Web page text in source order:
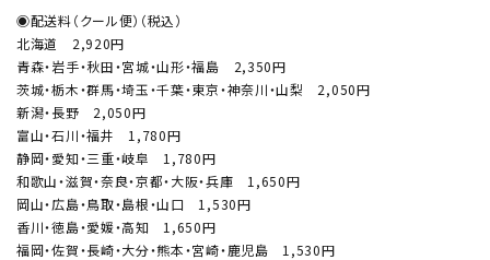
◉配送料（クール便）（税込）
北海道 2,920円
青森・岩手・秋田・宮城・山形・福島 2,350円
茨城・栃木・群馬・埼玉・千葉・東京・神奈川・山梨 2,050円
新潟・長野 2,050円
富山・石川・福井 1,780円
静岡・愛知・三重・岐阜 1,780円
和歌山・滋賀・奈良・京都・大阪・兵庫 1,650円
岡山・広島・鳥取・島根・山口 1,530円
香川・徳島・愛媛・高知 1,650円
福岡・佐賀・長崎・大分・熊本・宮崎・鹿児島 1,530円